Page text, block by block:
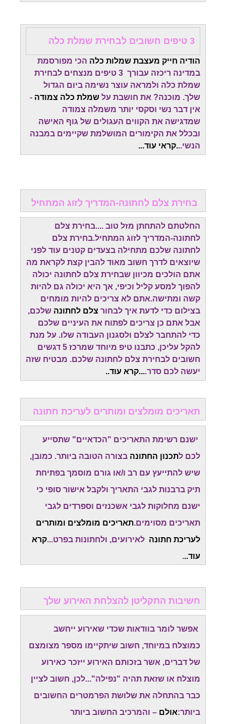
3 טיפים חשובים לבחירת שמלת כלה
הודיה חייק מעצבת שמלות כלה הכי מפורסמת
במדינה ריכזה עבורך 3 טיפים מנצחים לבחירת
שמלת כלה ולמראה עוצר נשימה ביום הגדול
שלך. מוכנה? את חושבת על שמלת כלה צמודה -
אין דבר נשי וסקסי יותר משמלה צמודה
שמדגישה את הקווים העגולים של גוף האישה
ובכלל את הקימורים המושלמת שקיימים במבנה
הנשי...קראי עוד...
בחירת צלם לחתונה-המדריך לזוג המתחיל
החלטתם להתחתן מזל טוב ....בחירת צלם
לחתונה-המדריך לזוג המתחיל.בחירת צלם
לחתונה שלכם מתחילה בצעדים קטנים עוד לפני
שיוצאים לדרך חשוב מאוד להבין קצת לקראת מה
אתם הולכים מכיוון שבחירת צלם לחתונה יכולה
להפוך למסע קליל וכיפי, אך היא יכולה גם להיות
קשה ומתישה.אתם לא צריכים להיות מומחים
בצילום כדי לדעת איך לבחור צלם לחתונה שלכם,
אבל אתם כן צריכים לפתוח את העיניים שלכם
כדי להתחבר לצלם ולסגנון העבודה שלו. על מנת
להקל עליכן, כתבנו טיפ מיוחד שמרכז 5 דגשים
חשובים לבחירת צלם לחתונה שלכם. מבטיח שזה
יעשה לכם סדר....קרא עוד..
תאריכים מומלצים ומותרים לעריכת חתונה
ישנם רשימת התאריכים "הכדאיים" שתסייע
לכם לתכנון החתונה בצורה הטובה ביותר. כמובן,
שיש להתייעץ עם רב ו/או גורם מוסמך בפתיחת
תיק ברבנות לגבי התאריך ולקבל אישור סופי כי
ישנם מחלוקות לגבי אשכנזים וספרדים לגבי
תאריכים מסוימים.תאריכים מומלצים ומותרים
לעריכת חתונה לאירועים, ולחתונות בפרט...קרא
עוד...
חשיבות התקליטן להצלחת האירוע שלך
אפשר לומר בוודאות שכדי שאירוע ייחשב
כמוצלח במיוחד, חשוב שיתקיימו מספר מצומצם
של דברים, אשר בזכותם האירוע ייזכר כאירוע
מוצלח או שזאת תהיה "נפילה"...לכן, חשוב לציין
כבר בהתחלה את שלושת הפרמטרים החשובים
ביותר:אולם – והמרכיב החשוב ביותר